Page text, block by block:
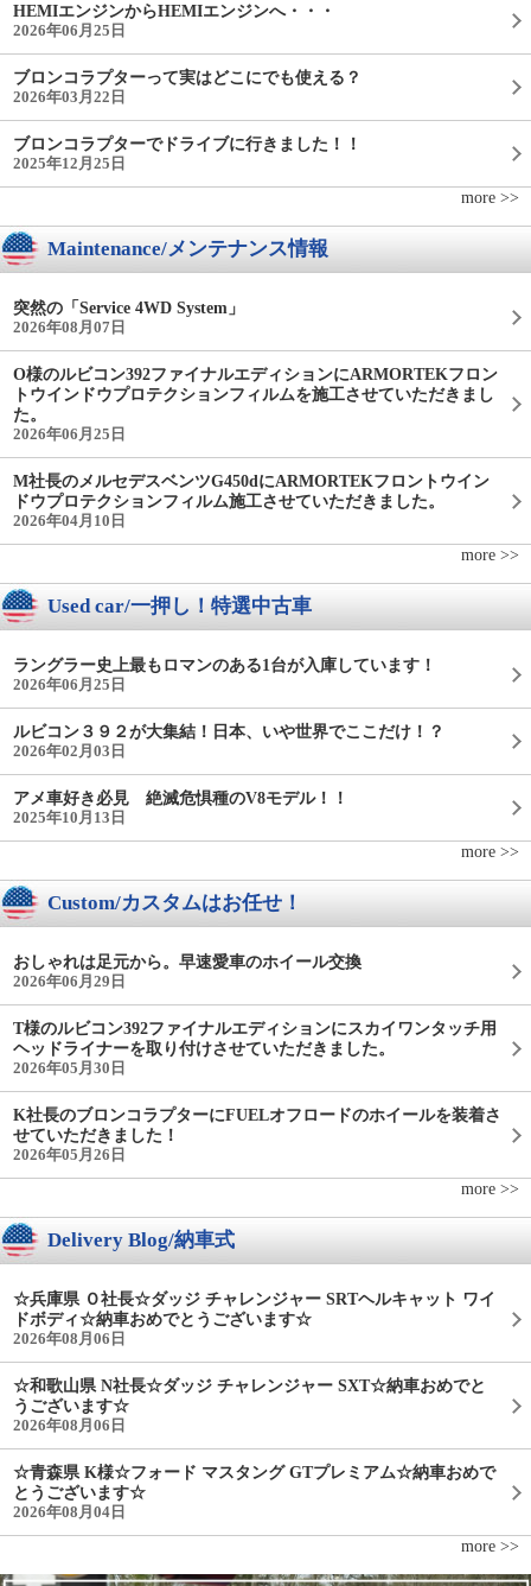
HEMIエンジンからHEMIエンジンへ・・・
2026年06月25日
ブロンコラプターって実はどこにでも使える？
2026年03月22日
ブロンコラプターでドライブに行きました！！
2025年12月25日
more >>
Maintenance/メンテナンス情報
突然の「Service 4WD System」
2026年08月07日
O様のルビコン392ファイナルエディションにARMORTEKフロン
トウインドウプロテクションフィルムを施工させていただきまし
た。
2026年06月25日
M社長のメルセデスベンツG450dにARMORTEKフロントウイン
ドウプロテクションフィルム施工させていただきました。
2026年04月10日
more >>
Used car/一押し！特選中古車
ラングラー史上最もロマンのある1台が入庫しています！
2026年06月25日
ルビコン３９２が大集結！日本、いや世界でここだけ！？
2026年02月03日
アメ車好き必見 絶滅危惧種のV8モデル！！
2025年10月13日
more >>
Custom/カスタムはお任せ！
おしゃれは足元から。早速愛車のホイール交換
2026年06月29日
T様のルビコン392ファイナルエディションにスカイワンタッチ用
ヘッドライナーを取り付けさせていただきました。
2026年05月30日
K社長のブロンコラプターにFUELオフロードのホイールを装着さ
せていただきました！
2026年05月26日
more >>
Delivery Blog/納車式
☆兵庫県 Ｏ社長☆ダッジ チャレンジャー SRTヘルキャット ワイ
ドボディ☆納車おめでとうございます☆
2026年08月06日
☆和歌山県 N社長☆ダッジ チャレンジャー SXT☆納車おめでと
うございます☆
2026年08月06日
☆青森県 K様☆フォード マスタング GTプレミアム☆納車おめで
とうございます☆
2026年08月04日
more >>